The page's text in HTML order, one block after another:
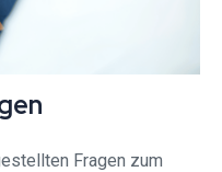
Fragen zum